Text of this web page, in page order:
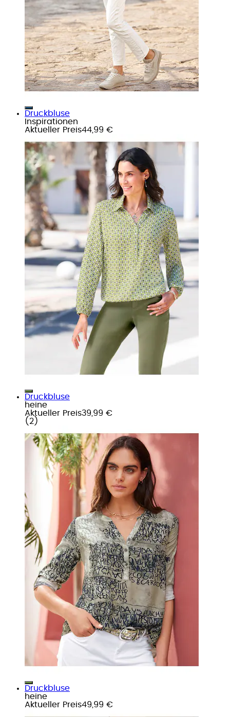
Druckbluse
Inspirationen
Aktueller Preis44,99 €
Druckbluse
heine
Aktueller Preis39,99 €
( 2 )
Druckbluse
heine
Aktueller Preis49,99 €